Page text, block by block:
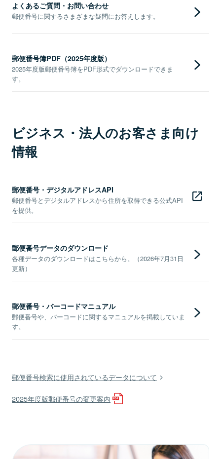
よくあるご質問・お問い合わせ
郵便番号に関するさまざまな疑問にお答えします。
郵便番号簿PDF（2025年度版）
2025年度版郵便番号簿をPDF形式でダウンロードできま
す。
ビジネス・法人のお客さま向け
情報
郵便番号・デジタルアドレスAPI
郵便番号とデジタルアドレスから住所を取得できる公式API
を提供。
郵便番号データのダウンロード
各種データのダウンロードはこちらから。（2026年7月31日
更新）
郵便番号・バーコードマニュアル
郵便番号や、バーコードに関するマニュアルを掲載していま
す。
郵便番号検索に使用されているデータについて
2025年度版郵便番号の変更案内